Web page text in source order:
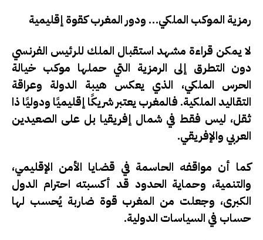
رمزية الموكب الملكي… ودور المغرب كقوة إقليمية
لا يمكن قراءة مشهد استقبال الملك للرئيس الفرنسي
دون التطرق إلى الرمزية التي حملها موكب خيالة
الحرس الملكي، الذي يعكس هيبة الدولة وعراقة
التقاليد الملكية. فالمغرب يعتبر شريكًا إقليميًا ودوليًا ذا
ثقل، ليس فقط في شمال إفريقيا بل على الصعيدين
العربي والإفريقي.
كما أن مواقفه الحاسمة في قضايا الأمن الإقليمي،
والتنمية، وحماية الحدود قد أكسبته احترام الدول
الكبرى، وجعلت من المغرب قوة ضاربة يُحسب لها
حساب في السياسات الدولية.